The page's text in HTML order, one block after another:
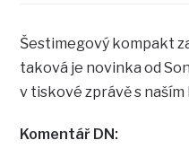
Šestimegový kompakt
taková je novinka od
v tiskové zprávě s
Komentář DN: